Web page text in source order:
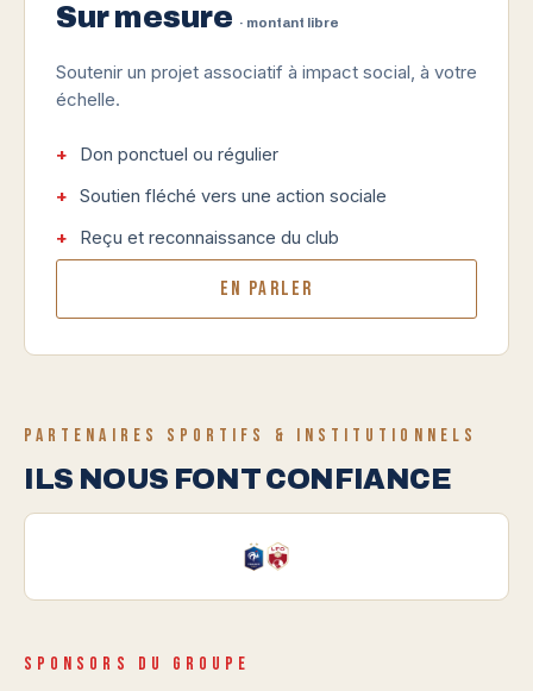
Sur mesure · montant libre
Soutenir un projet associatif à impact social, à votre
échelle.
Don ponctuel ou régulier
Soutien fléché vers une action sociale
Reçu et reconnaissance du club
En parler
PARTENAIRES SPORTIFS & INSTITUTIONNELS
ILS NOUS FONT CONFIANCE
SPONSORS DU GROUPE